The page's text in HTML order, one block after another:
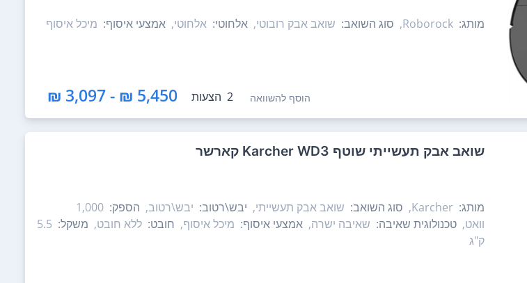
מותג: Roborock, סוג השואב: שואב אבק רובוטי, אלחוטי: אלחוטי, אמצעי איסוף: מיכל איסוף
הוסף להשוואה 2 הצעות 5,450 ₪ - 3,097 ₪
‏שואב אבק תעשייתי ‏שוטף Karcher WD3 קארשר
מותג: Karcher, סוג השואב: שואב אבק תעשייתי, יבש\רטוב: יבש\רטוב, הספק: 1,000
וואט, טכנולוגית שאיבה: שאיבה ישרה, אמצעי איסוף: מיכל איסוף, חובט: ללא חובט, משקל: 5.5
ק"ג